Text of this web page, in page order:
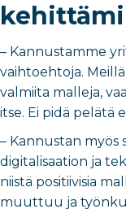
– Kannustamme
vaihtoehtoja.
valmiita malleja,
itse. Ei pidä pelätä
– Kannustan myös
digitalisaation ja
niistä positiivisia
muuttuu ja